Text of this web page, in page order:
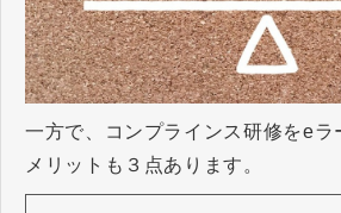
一方で、コンプラインス研修をeラ
メリットも３点あります。